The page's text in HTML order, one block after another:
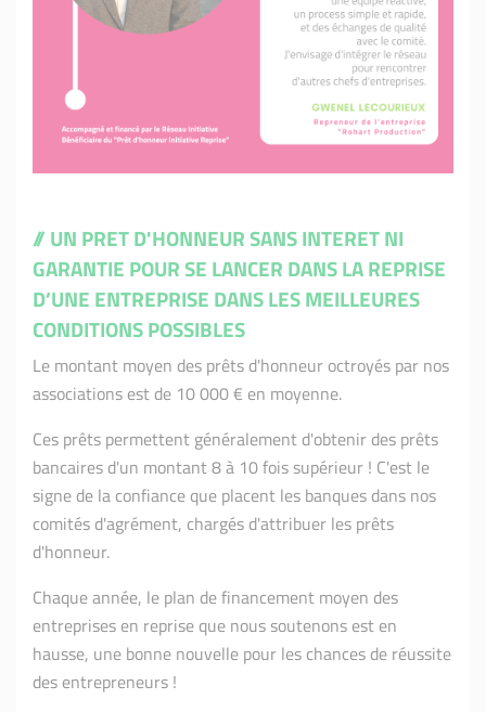
// UN PRET D'HONNEUR SANS INTERET NI
GARANTIE POUR SE LANCER DANS LA REPRISE
D’UNE ENTREPRISE DANS LES MEILLEURES
CONDITIONS POSSIBLES
Le montant moyen des prêts d'honneur octroyés par nos
associations est de 10 000 € en moyenne.
Ces prêts permettent généralement d'obtenir des prêts
bancaires d'un montant 8 à 10 fois supérieur ! C'est le
signe de la confiance que placent les banques dans nos
comités d'agrément, chargés d'attribuer les prêts
d'honneur.
Chaque année, le plan de financement moyen des
entreprises en reprise que nous soutenons est en
hausse, une bonne nouvelle pour les chances de réussite
des entrepreneurs !